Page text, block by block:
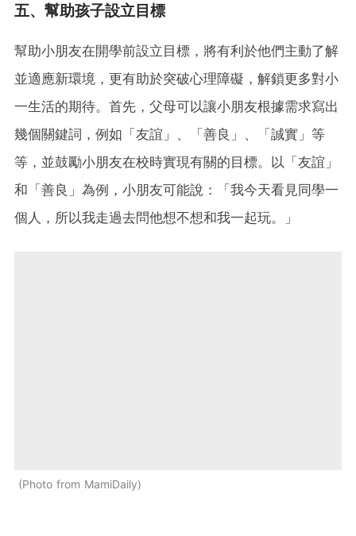
五、幫助孩子設立目標
幫助小朋友在開學前設立目標，將有利於他們主動了解
並適應新環境，更有助於突破心理障礙，解鎖更多對小
一生活的期待。首先，父母可以讓小朋友根據需求寫出
幾個關鍵詞，例如「友誼」、「善良」、「誠實」等
等，並鼓勵小朋友在校時實現有關的目標。以「友誼」
和「善良」為例，小朋友可能說：「我今天看見同學一
個人，所以我走過去問他想不想和我一起玩。」
Photo from MamiDaily